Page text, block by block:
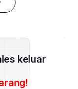
keluar